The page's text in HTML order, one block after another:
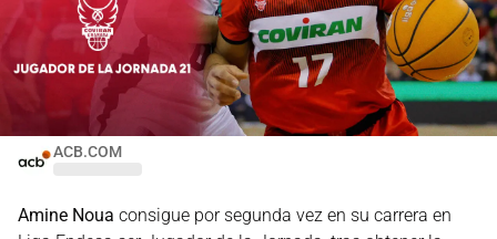
ACB.COM
Amine Noua consigue por segunda vez en su carrera en